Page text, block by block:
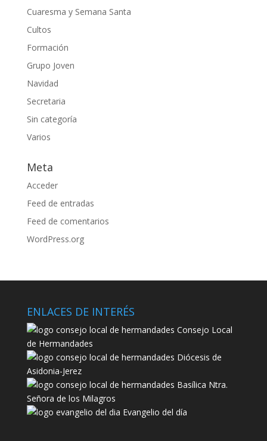
Cuaresma y Semana Santa
Cultos
Formación
Grupo Joven
Navidad
Secretaria
Sin categoría
Varios
Meta
Acceder
Feed de entradas
Feed de comentarios
WordPress.org
ENLACES DE INTERÉS
Consejo Local
de Hermandades
Diócesis de
Asidonia-Jerez
Basílica Ntra.
Señora de los Milagros
Evangelio del día